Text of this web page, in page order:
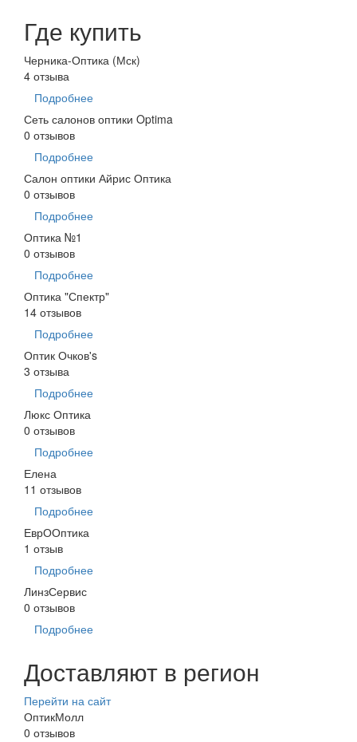
Где купить
Черника-Оптика (Мск)
4 отзыва
Подробнее
Сеть салонов оптики Optima
0 отзывов
Подробнее
Салон оптики Айрис Оптика
0 отзывов
Подробнее
Оптика №1
0 отзывов
Подробнее
Оптика "Спектр"
14 отзывов
Подробнее
Оптик Очков's
3 отзыва
Подробнее
Люкс Оптика
0 отзывов
Подробнее
Елена
11 отзывов
Подробнее
ЕврООптика
1 отзыв
Подробнее
ЛинзСервис
0 отзывов
Подробнее
Доставляют в регион
Перейти на сайт
ОптикМолл
0 отзывов